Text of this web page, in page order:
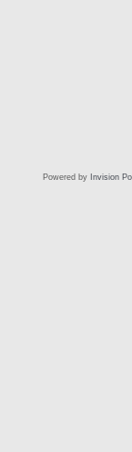
Powered by Invision